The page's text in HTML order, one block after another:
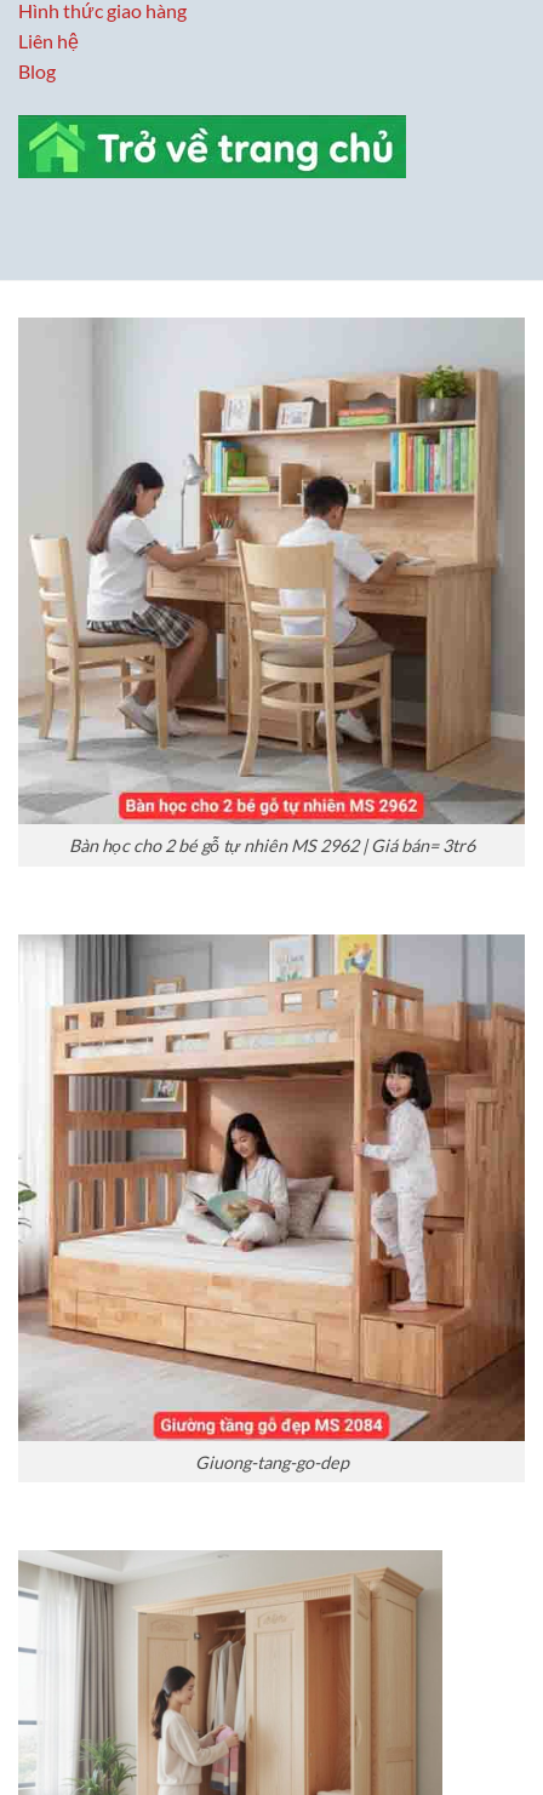
Hình thức giao hàng
Liên hệ
Blog
Bàn học cho 2 bé gỗ tự nhiên MS 2962 | Giá bán= 3tr6
Giuong-tang-go-dep